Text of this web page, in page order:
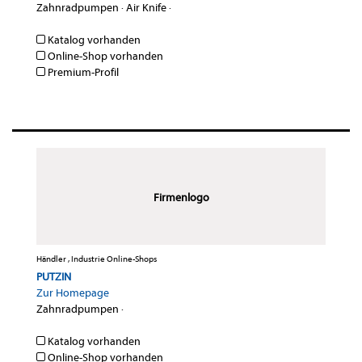
Zahnradpumpen ·Air Knife·
Katalog vorhanden
Online-Shop vorhanden
Premium-Profil
Firmenlogo
Händler , Industrie Online-Shops
PUTZIN
Zur Homepage
Zahnradpumpen ·
Katalog vorhanden
Online-Shop vorhanden